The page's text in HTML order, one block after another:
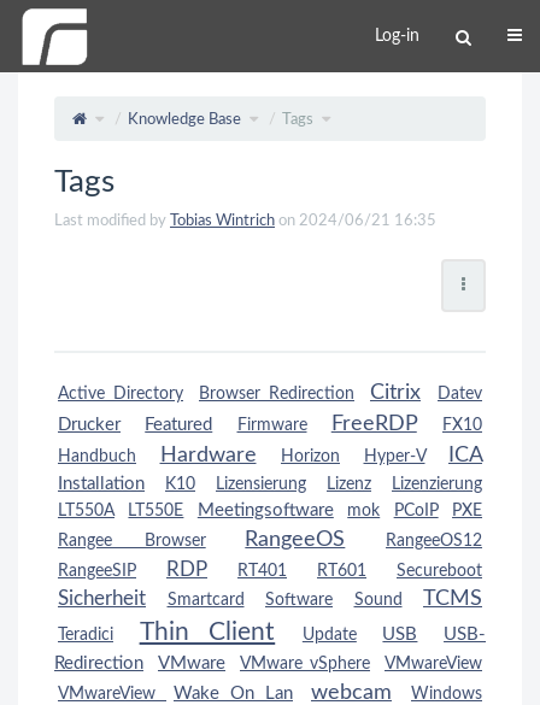
Log-in
Knowledge Base Tags
Tags
Last modified by Tobias Wintrich on 2024/06/21 16:35
Active Directory Browser Redirection Citrix Datev
Drucker Featured Firmware FreeRDP
FX10
Handbuch
Hardware Horizon Hyper-V ICA
Installation K10 Lizensierung Lizenz
Lizenzierung
LT550A
LT550E Meetingsoftware mok PCoIP
PXE
Rangee Browser
RangeeOS
RangeeOS12
RangeeSIP
RDP RT401 RT601 Secureboot
Sicherheit Smartcard Software Sound TCMS
Teradici Thin Client Update USB
USB-
Redirection
VMware VMware vSphere
VMwareView
VMwareView
Wake On Lan webcam Windows